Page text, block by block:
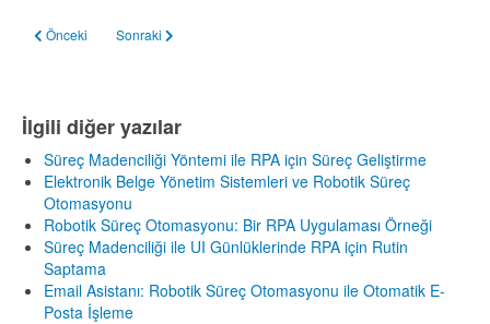
Önceki makale: Elektronik Belge Yönetim Sistemleri ve Robotik Süreç
Önceki Sonraki makale: Robotik Süreç Otomasyonu: Bir RPA
Sonraki
İlgili diğer yazılar
Süreç Madenciliği Yöntemi ile RPA için Süreç Geliştirme
Elektronik Belge Yönetim Sistemleri ve Robotik Süreç
Otomasyonu
Robotik Süreç Otomasyonu: Bir RPA Uygulaması Örneği
Süreç Madenciliği ile UI Günlüklerinde RPA için Rutin
Saptama
Email Asistanı: Robotik Süreç Otomasyonu ile Otomatik E-
Posta İşleme